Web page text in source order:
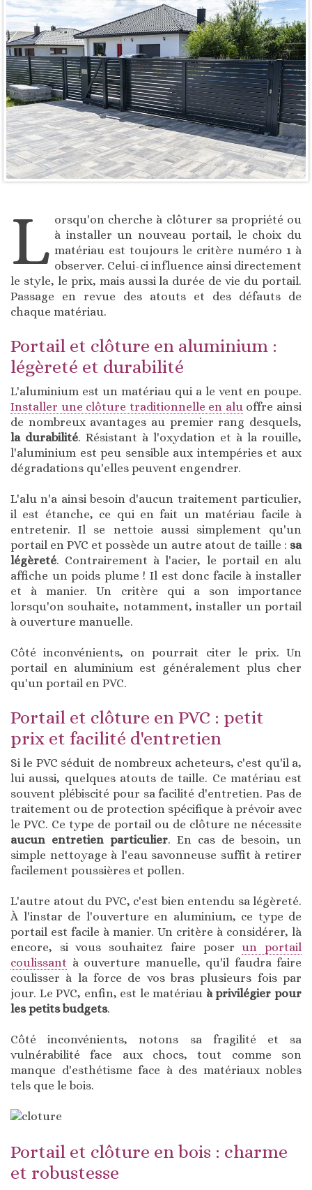
L orsqu'on cherche à clôturer sa propriété ou
à installer un nouveau portail, le choix du
matériau est toujours le critère numéro 1 à
observer. Celui-ci influence ainsi directement
le style, le prix, mais aussi la durée de vie du portail.
Passage en revue des atouts et des défauts de
chaque matériau.
Portail et clôture en aluminium :
légèreté et durabilité
L'aluminium est un matériau qui a le vent en poupe.
Installer une clôture traditionnelle en aluoffre ainsi
de nombreux avantages au premier rang desquels,
la durabilité. Résistant à l'oxydation et à la rouille,
l'aluminium est peu sensible aux intempéries et aux
dégradations qu'elles peuvent engendrer.
L'alu n'a ainsi besoin d'aucun traitement particulier,
il est étanche, ce qui en fait un matériau facile à
entretenir. Il se nettoie aussi simplement qu'un
portail en PVC et possède un autre atout de taille : sa
légèreté. Contrairement à l'acier, le portail en alu
affiche un poids plume ! Il est donc facile à installer
et à manier. Un critère qui a son importance
lorsqu'on souhaite, notamment, installer un portail
à ouverture manuelle.
Côté inconvénients, on pourrait citer le prix. Un
portail en aluminium est généralement plus cher
qu'un portail en PVC.
Portail et clôture en PVC : petit
prix et facilité d'entretien
Si le PVC séduit de nombreux acheteurs, c'est qu'il a,
lui aussi, quelques atouts de taille. Ce matériau est
souvent plébiscité pour sa facilité d'entretien. Pas de
traitement ou de protection spécifique à prévoir avec
le PVC. Ce type de portail ou de clôture ne nécessite
aucun entretien particulier. En cas de besoin, un
simple nettoyage à l'eau savonneuse suffit à retirer
facilement poussières et pollen.
L'autre atout du PVC, c'est bien entendu sa légèreté.
À l'instar de l'ouverture en aluminium, ce type de
portail est facile à manier. Un critère à considérer, là
encore, si vous souhaitez faire poserun portail
coulissant à ouverture manuelle, qu'il faudra faire
coulisser à la force de vos bras plusieurs fois par
jour. Le PVC, enfin, est le matériau à privilégier pour
les petits budgets.
Côté inconvénients, notons sa fragilité et sa
vulnérabilité face aux chocs, tout comme son
manque d'esthétisme face à des matériaux nobles
tels que le bois.
Portail et clôture en bois : charme
et robustesse